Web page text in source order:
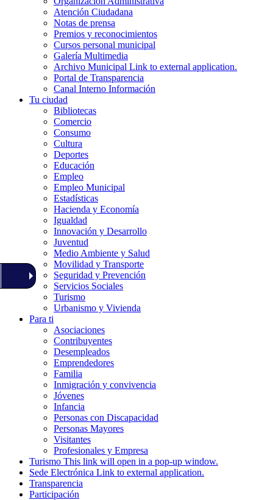
Atención Ciudadana
Notas de prensa
Premios y reconocimientos
Cursos personal municipal
Galería Multimedia
Archivo Municipal Link to external application.
Portal de Transparencia
Canal Interno Información
Tu ciudad
Bibliotecas
Comercio
Consumo
Cultura
Deportes
Educación
Empleo
Empleo Municipal
Estadísticas
Hacienda y Economía
Igualdad
Innovación y Desarrollo
Juventud
Medio Ambiente y Salud
Movilidad y Transporte
Seguridad y Prevención
Servicios Sociales
Turismo
Urbanismo y Vivienda
Para ti
Asociaciones
Contribuyentes
Desempleados
Emprendedores
Familia
Inmigración y convivencia
Jóvenes
Infancia
Personas con Discapacidad
Personas Mayores
Visitantes
Profesionales y Empresa
Turismo This link will open in a pop-up window.
Sede Electrónica Link to external application.
Transparencia
Participación